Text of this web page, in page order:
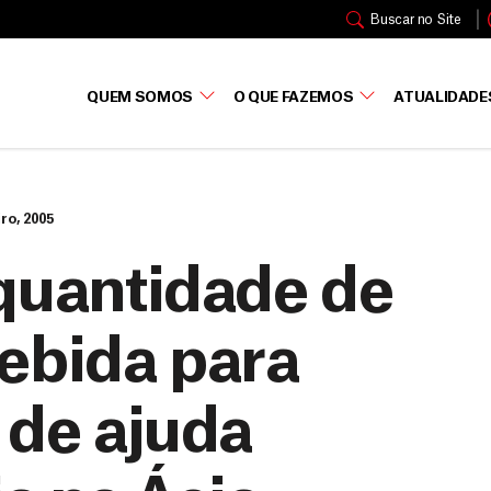
Buscar no Site
QUEM SOMOS O QUE FAZEMOS
2005
de
para
ajuda